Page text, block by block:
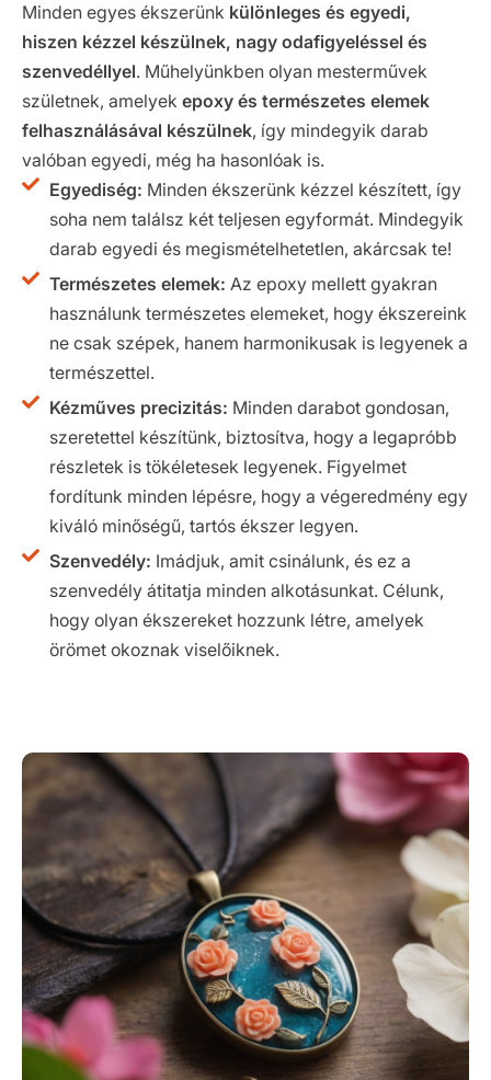
Minden egyes ékszerünk különleges és egyedi,
hiszen kézzel készülnek, nagy odafigyeléssel és
szenvedéllyel. Műhelyünkben olyan mesterművek
születnek, amelyek epoxy és természetes elemek
felhasználásával készülnek, így mindegyik darab
valóban egyedi, még ha hasonlóak is.
Egyediség: Minden ékszerünk kézzel készített, így
soha nem találsz két teljesen egyformát. Mindegyik
darab egyedi és megismételhetetlen, akárcsak te!
Természetes elemek: Az epoxy mellett gyakran
használunk természetes elemeket, hogy ékszereink
ne csak szépek, hanem harmonikusak is legyenek a
természettel.
Kézműves precizitás: Minden darabot gondosan,
szeretettel készítünk, biztosítva, hogy a legapróbb
részletek is tökéletesek legyenek. Figyelmet
fordítunk minden lépésre, hogy a végeredmény egy
kiváló minőségű, tartós ékszer legyen.
Szenvedély: Imádjuk, amit csinálunk, és ez a
szenvedély átitatja minden alkotásunkat. Célunk,
hogy olyan ékszereket hozzunk létre, amelyek
örömet okoznak viselőiknek.